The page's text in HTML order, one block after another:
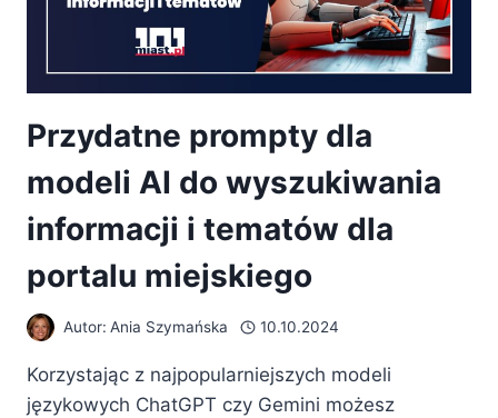
Przydatne prompty dla
modeli AI do wyszukiwania
informacji i tematów dla
portalu miejskiego
Autor: Ania Szymańska 10.10.2024
Korzystając z najpopularniejszych modeli
językowych ChatGPT czy Gemini możesz